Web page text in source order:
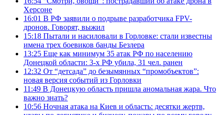
Херсоне
16:01 В РФ заявили о подрыве разработчика FPV-
дронов. Говорят, выжил
15:18 Пытали и насиловали в Горловке: стали известны
имена трех боевиков банды Безлера
13:25 Еще как минимум 35 атак РФ по населению
Донецкой области: 3-х РФ убила, 31 чел. ранен
12:32 От “детсада” до безымянных “промобъектов”:
новая версия событий из Горловки
11:49 В Донецкую область пришла аномальная жара. Что
важно знать?
10:56 Ночная атака на Киев и область: десятки жертв,